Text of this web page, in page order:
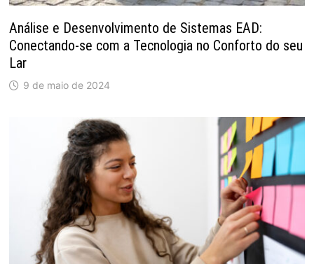
Análise e Desenvolvimento de Sistemas EAD:
Conectando-se com a Tecnologia no Conforto do seu
Lar
9 de maio de 2024